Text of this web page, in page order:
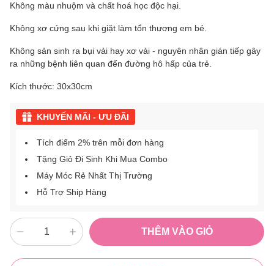
Không màu nhuộm và chất hoá học độc hại.
Không xơ cứng sau khi giặt làm tổn thương em bé.
Không sản sinh ra bụi vải hay xơ vải - nguyên nhân gián tiếp gây
ra những bệnh liên quan đến đường hô hấp của trẻ.
Kích thước: 30x30cm
KHUYẾN MÃI - ƯU ĐÃI
Tích điểm 2% trên mỗi đơn hàng
Tặng Giỏ Đi Sinh Khi Mua Combo
Máy Móc Rẻ Nhất Thị Trường
Hỗ Trợ Ship Hàng
THÊM VÀO GIỎ